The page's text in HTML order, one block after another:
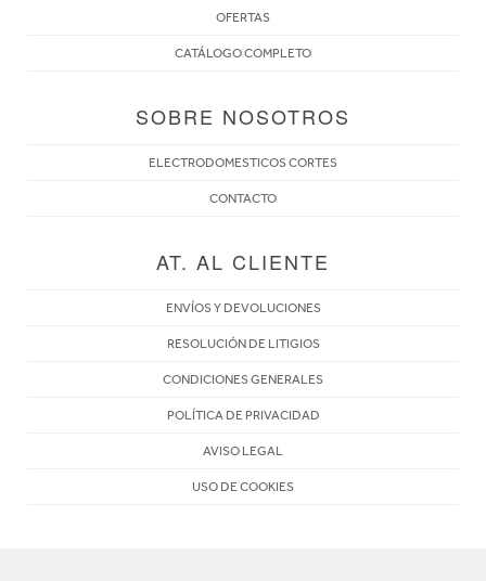
OFERTAS
CATÁLOGO COMPLETO
SOBRE NOSOTROS
ELECTRODOMESTICOS CORTES
CONTACTO
AT. AL CLIENTE
ENVÍOS Y DEVOLUCIONES
RESOLUCIÓN DE LITIGIOS
CONDICIONES GENERALES
POLÍTICA DE PRIVACIDAD
AVISO LEGAL
USO DE COOKIES